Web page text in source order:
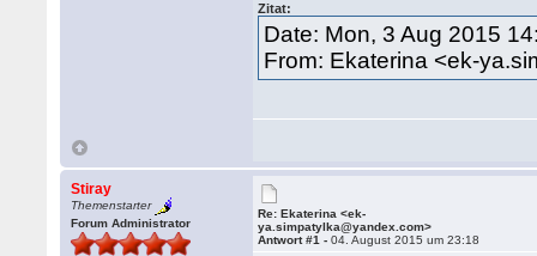
Zitat:
Date: Mon, 3 Aug 2015
From: Ekaterina <ek-
Stiray
Themenstarter
Forum Administrator
Re: Ekaterina <ek-
ya.simpatylka@yandex.com>
Antwort #1 -04. August 2015 um 23:18